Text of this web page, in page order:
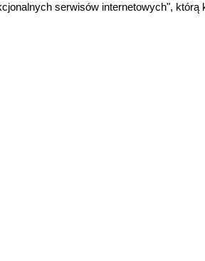
serwisów internetowych", którą